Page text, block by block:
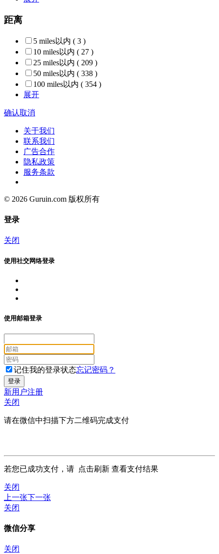
距离
5 miles以内 ( 3 )
10 miles以内 ( 27 )
25 miles以内 ( 209 )
50 miles以内 ( 338 )
100 miles以内 ( 354 )
展开
确认取消
关于我们
联系我们
广告合作
隐私政策
服务条款
© 2026 Guruin.com 版权所有
登录
关闭
使用社交网络登录
使用邮箱登录
记住我的登录状态忘记密码？
新用户注册
关闭
请在微信中扫描下方二维码完成支付
若您已成功支付，请 点击刷新 查看支付结果
关闭
上一张下一张
关闭
微信分享
关闭